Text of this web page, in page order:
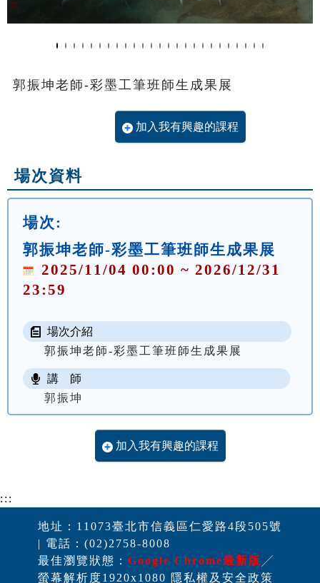
郭振坤老師-彩墨工筆班師生成果展
加入我有興趣的課程
場次資料
場次:
郭振坤老師-彩墨工筆班師生成果展
2025/11/04 00:00 ~ 2026/12/31
23:59
場次介紹
郭振坤老師-彩墨工筆班師生成果展
講 師
郭振坤
加入我有興趣的課程
:::
地址：11073臺北市信義區仁愛路4段505號
| 電話：(02)2758-8008
最佳瀏覽狀態： Google Chrome最新版 ╱
螢幕解析度1920x1080 隱私權及安全政策